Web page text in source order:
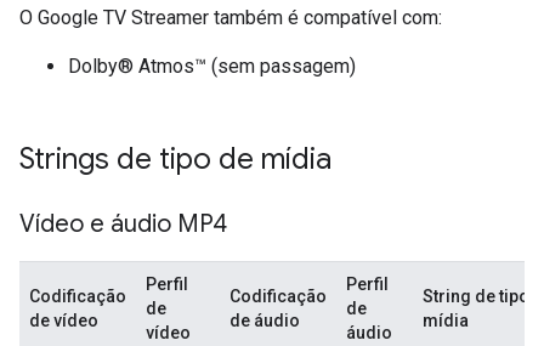
O Google TV Streamer também é compatível com:
Dolby® Atmos™ (sem passagem)
Strings de tipo de mídia
Vídeo e áudio MP4
Codificação
de vídeo
Perfil
de
vídeo
Codificação
de áudio
Perfil
de
áudio
String de tipo
mídia